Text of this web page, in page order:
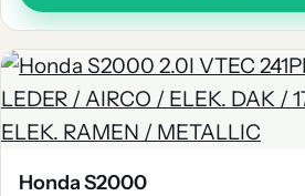
Honda S2000